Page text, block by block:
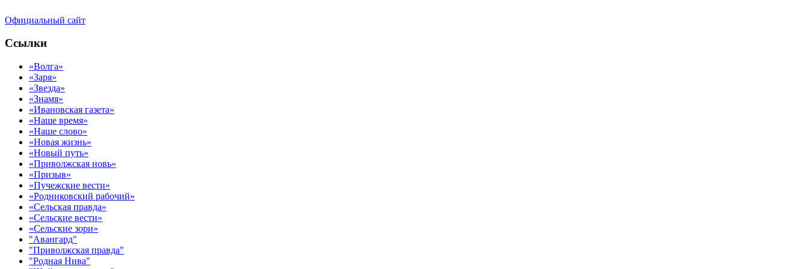
Официальный сайт
Ссылки
«Волга»
«Заря»
«Звезда»
«Знамя»
«Ивановская газета»
«Наше время»
«Наше слово»
«Новая жизнь»
«Новый путь»
«Приволжская новь»
«Призыв»
«Пучежские вести»
«Родниковский рабочий»
«Сельская правда»
«Сельские вести»
«Сельские зори»
"Авангард"
"Приволжская правда"
"Родная Нива"